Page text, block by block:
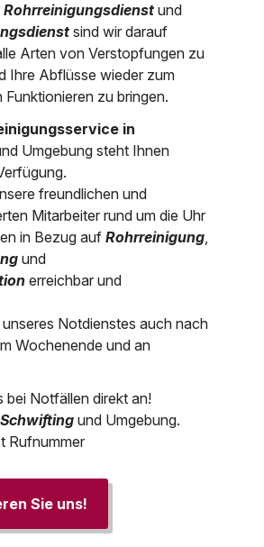
Oberösterreich
Salzburg
Wien
Rohrreinigungsdienst und
sind wir darauf
Arten von Verstopfungen zu
Ihre Abflüsse wieder zum
Funktionieren zu bringen.
in
Umgebung steht Ihnen
freundlichen und
Mitarbeiter rund um die Uhr
in Bezug aufRohrreinigung
und
erreichbar und
unseres Notdienstes auch nach
Wochenende und an
bei Notfällen direkt an!
Schwiftingund Umgebung.
Rufnummer
Sie uns!